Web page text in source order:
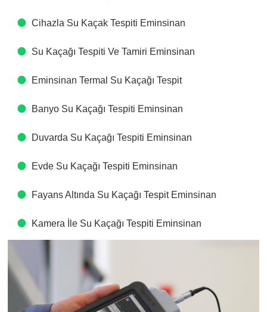
Cihazla Su Kaçak Tespiti​ Eminsinan
Su Kaçağı Tespiti Ve Tamiri​ Eminsinan
Eminsinan Termal Su Kaçağı Tespit ​
Banyo Su Kaçağı Tespiti​ Eminsinan
Duvarda Su Kaçağı Tespiti​ Eminsinan
Evde Su Kaçağı Tespiti​ Eminsinan
Fayans Altında Su Kaçağı Tespit​ Eminsinan
Kamera İle Su Kaçağı Tespiti​ Eminsinan